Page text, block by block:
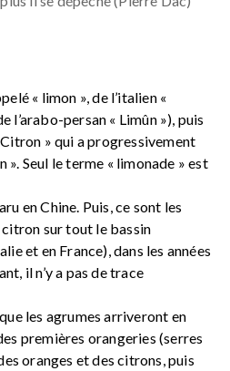
« limon », de l’italien «
l’arabo-persan « Limûn »), puis
» qui a progressivement
». Seul le terme « limonade » est
en Chine. Puis, ce sont les
sur tout le bassin
et en France), dans les années
il n’y a pas de trace
les agrumes arriveront en
premières orangeries (serres
oranges et des citrons, puis